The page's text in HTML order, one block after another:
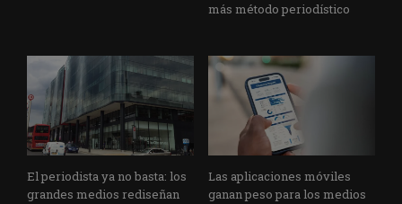
más método periodístico
El periodista ya no basta: los
grandes medios rediseñan
Las aplicaciones móviles
ganan peso para los medios